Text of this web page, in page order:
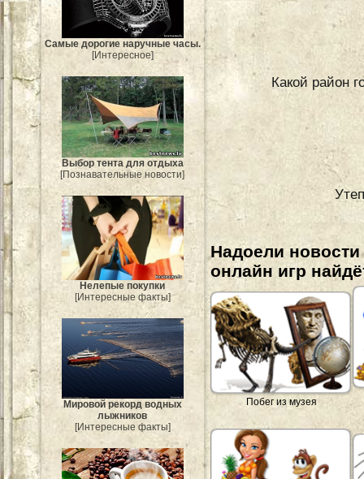
Самые дорогие наручные часы.
[Интересное]
Выбор тента для отдыха
[Познавательные новости]
Нелепые покупки
[Интересные факты]
Мировой рекорд водных
лыжников
[Интересные факты]
Какой район
Надоели
онлайн игр
Побег из музея